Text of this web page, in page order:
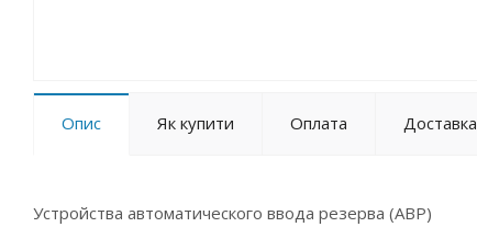
Опис Як купити Оплата Доставка
Устройства автоматического ввода резерва (АВР)